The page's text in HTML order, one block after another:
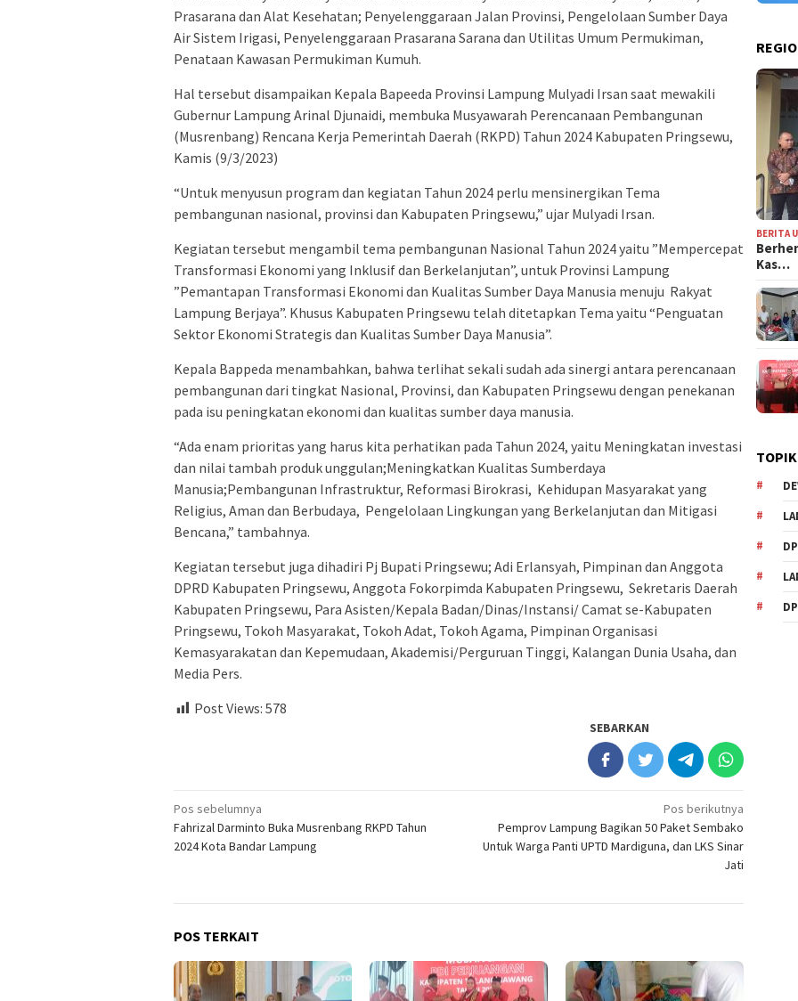
Prasarana dan Alat Kesehatan; Penyelenggaraan Jalan Provinsi, Pengelolaan Sumber Daya
Air Sistem Irigasi, Penyelenggaraan Prasarana Sarana dan Utilitas Umum Permukiman,
Penataan Kawasan Permukiman Kumuh.
Hal tersebut disampaikan Kepala Bapeeda Provinsi Lampung Mulyadi Irsan saat mewakili
Gubernur Lampung Arinal Djunaidi, membuka Musyawarah Perencanaan Pembangunan
(Musrenbang) Rencana Kerja Pemerintah Daerah (RKPD) Tahun 2024 Kabupaten Pringsewu,
Kamis (9/3/2023)
“Untuk menyusun program dan kegiatan Tahun 2024 perlu mensinergikan Tema
pembangunan nasional, provinsi dan Kabupaten Pringsewu,” ujar Mulyadi Irsan.
Kegiatan tersebut mengambil tema pembangunan Nasional Tahun 2024 yaitu ”Mempercepat
Transformasi Ekonomi yang Inklusif dan Berkelanjutan”, untuk Provinsi Lampung
”Pemantapan Transformasi Ekonomi dan Kualitas Sumber Daya Manusia menuju Rakyat
Lampung Berjaya”. Khusus Kabupaten Pringsewu telah ditetapkan Tema yaitu “Penguatan
Sektor Ekonomi Strategis dan Kualitas Sumber Daya Manusia”.
Kepala Bappeda menambahkan, bahwa terlihat sekali sudah ada sinergi antara perencanaan
pembangunan dari tingkat Nasional, Provinsi, dan Kabupaten Pringsewu dengan penekanan
pada isu peningkatan ekonomi dan kualitas sumber daya manusia.
“Ada enam prioritas yang harus kita perhatikan pada Tahun 2024, yaitu Meningkatan investasi
dan nilai tambah produk unggulan;Meningkatkan Kualitas Sumberdaya
Manusia;Pembangunan Infrastruktur, Reformasi Birokrasi, Kehidupan Masyarakat yang
Religius, Aman dan Berbudaya, Pengelolaan Lingkungan yang Berkelanjutan dan Mitigasi
Bencana,” tambahnya.
Kegiatan tersebut juga dihadiri Pj Bupati Pringsewu; Adi Erlansyah, Pimpinan dan Anggota
DPRD Kabupaten Pringsewu, Anggota Fokorpimda Kabupaten Pringsewu, Sekretaris Daerah
Kabupaten Pringsewu, Para Asisten/Kepala Badan/Dinas/Instansi/ Camat se-Kabupaten
Pringsewu, Tokoh Masyarakat, Tokoh Adat, Tokoh Agama, Pimpinan Organisasi
Kemasyarakatan dan Kepemudaan, Akademisi/Perguruan Tinggi, Kalangan Dunia Usaha, dan
Media Pers.
Post Views: 578
SEBARKAN
Navigasi
pos
Pos sebelumnya
Fahrizal Darminto Buka Musrenbang RKPD Tahun
2024 Kota Bandar Lampung
Pos berikutnya
Pemprov Lampung Bagikan 50 Paket Sembako
Untuk Warga Panti UPTD Mardiguna, dan LKS Sinar
Jati
POS TERKAIT
BERITA
Kas…